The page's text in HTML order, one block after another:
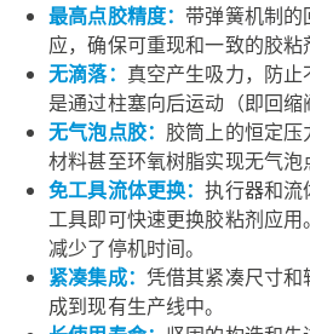
最高点胶精度：带弹簧机制
应，确保可重现和一致的胶粘
无滴落： 真空产生吸力，防
是通过柱塞向后运动（即回缩
无气泡点胶： 胶筒上的恒定
材料甚至环氧树脂实现无气泡
免工具流体更换：执行器和流
工具即可快速更换胶粘剂应
减少了停机时间。
紧凑集成： 凭借其紧凑尺寸
成到现有生产线中。